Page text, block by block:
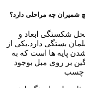
شمیران چه مراحلی دارد؟
شکستگی ابعاد و
بستگی دارد.یکی از
پایه ها است که به
بر روی مبل بوجود
چسب